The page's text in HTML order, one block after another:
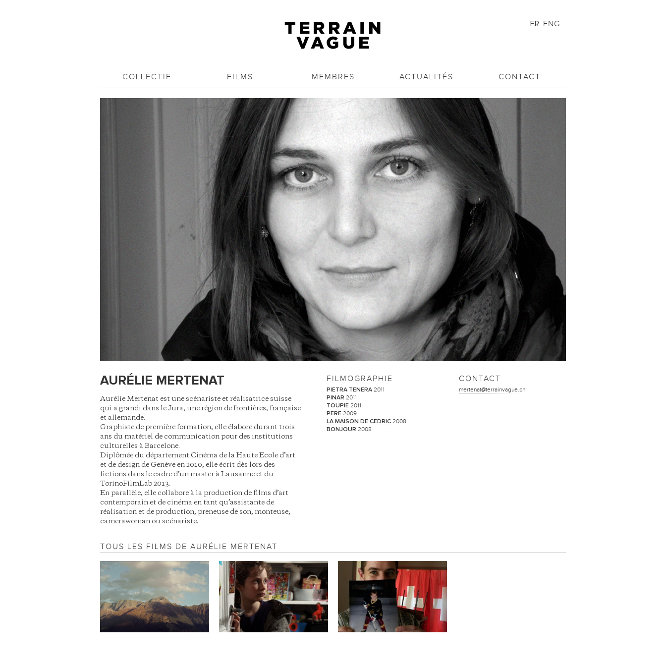
FR ENG
COLLECTIF FILMS MEMBRES ACTUALITÉS CONTACT
AURÉLIE MERTENAT
Aurélie Mertenat est une scénariste et réalisatrice suisse
qui a grandi dans le Jura, une région de frontières, française
et allemande.
Graphiste de première formation, elle élabore durant trois
ans du matériel de communication pour des institutions
culturelles à Barcelone.
Diplômée du département Cinéma de la Haute Ecole d’art
et de design de Genève en 2010, elle écrit dès lors des
fictions dans le cadre d’un master à Lausanne et du
TorinoFilmLab 2013.
En parallèle, elle collabore à la production de films d’art
contemporain et de cinéma en tant qu’assistante de
réalisation et de production, preneuse de son, monteuse,
camerawoman ou scénariste.
FILMOGRAPHIE
PIETRA TENERA 2011
PINAR 2011
TOUPIE 2011
PERE 2009
LA MAISON DE CEDRIC 2008
BONJOUR 2008
CONTACT
mertenat@terrainvague.ch
TOUS LES FILMS DE AURÉLIE MERTENAT